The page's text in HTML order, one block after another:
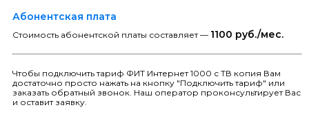
Абонентская плата
Стоимость абонентской платы составляет — 1100 руб./мес.
Чтобы подключить тариф ФИТ Интернет 1000 с ТВ копия Вам
достаточно просто нажать на кнопку "Подключить тариф" или
заказать обратный звонок. Наш оператор проконсультирует Вас
и оставит заявку.